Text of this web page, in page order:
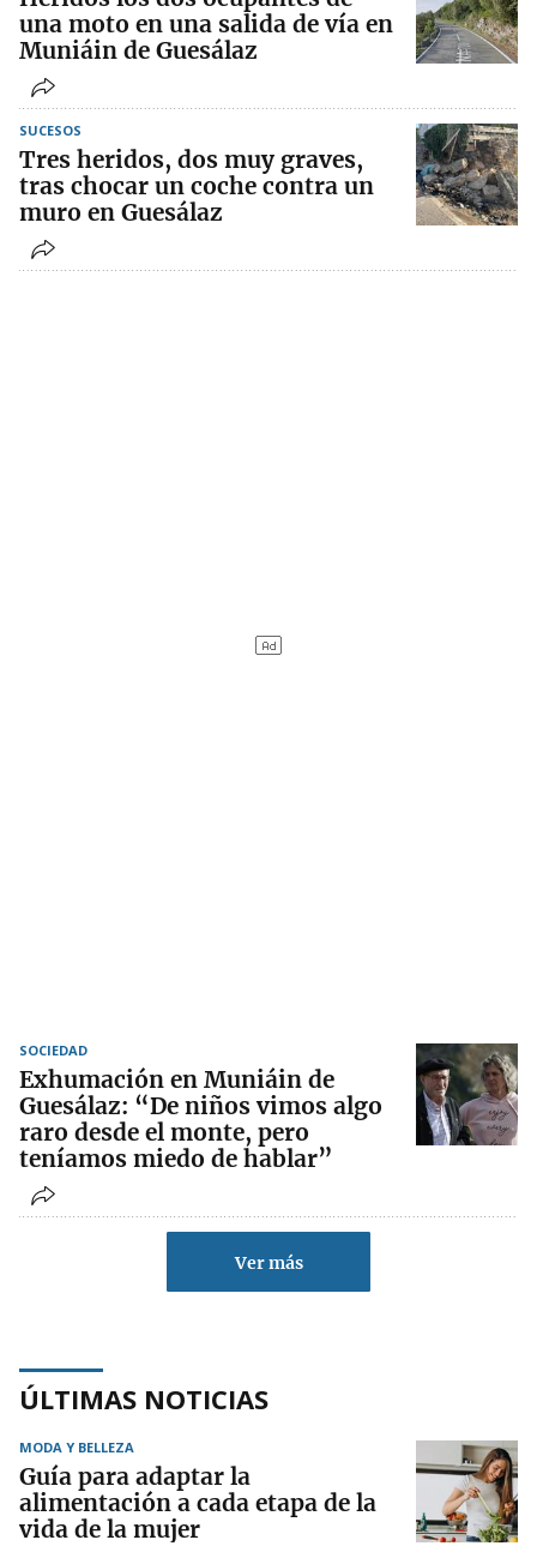
una moto en una salida de vía en
Muniáin de Guesálaz
SUCESOS
Tres heridos, dos muy graves,
tras chocar un coche contra un
muro en Guesálaz
SOCIEDAD
Exhumación en Muniáin de
Guesálaz: “De niños vimos algo
raro desde el monte, pero
teníamos miedo de hablar”
Ver más
ÚLTIMAS NOTICIAS
MODA Y BELLEZA
Guía para adaptar la
alimentación a cada etapa de la
vida de la mujer